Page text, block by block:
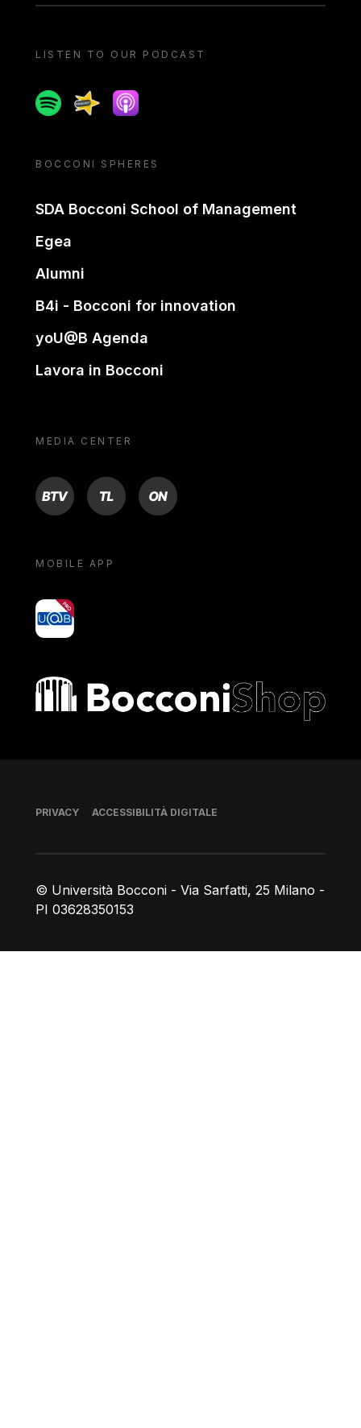
LISTEN TO OUR PODCAST
SpotifySpreakerApple podcast
BOCCONI SPHERES
SDA Bocconi School of Management
Egea
Alumni
B4i - Bocconi for innovation
yoU@B Agenda
Lavora in Bocconi
MEDIA CENTER
BTV TL ON
MOBILE APP
yoU@B
Bocconi shop
© Università Bocconi - Via Sarfatti, 25 Milano -
PI 03628350153
Piè di pagina
PRIVACY ACCESSIBILITÀ DIGITALE